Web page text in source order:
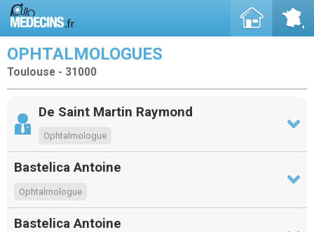
OPHTALMOLOGUES
Toulouse - 31000
De Saint Martin Raymond
Ophtalmologue
Bastelica Antoine
Ophtalmologue
Bastelica Antoine